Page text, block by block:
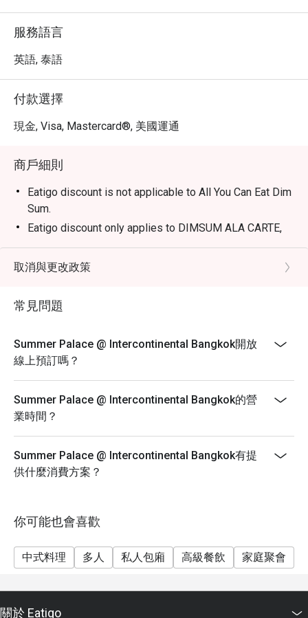
服務語言
英語, 泰語
付款選擇
現金, Visa, Mastercard®, 美國運通
商戶細則
Eatigo discount is not applicable to All You Can Eat Dim
Sum.
Eatigo discount only applies to DIMSUM ALA CARTE,
DESSERTS and PEKING DUCK.
Frequently Asked Questions (FAQs)
Intercontinental Bangkok offer? A: The restaurant
specializes in authentic Cantonese and Hong Kong-
premium roasted meats, and traditional seafood
dishes.
Q: What are the key menu highlights? A: Signature
highlights include the Hong Kong Suckling Pig, Honey
Roasted Pork, Fried Bean Curd Skin with Truffle Sauce,
and the All-You-Can-Eat Dim Sum selection.
Q: What is the dress code? A: The dress code is Smart
Casual. We recommend polished attire suitable for a
Bangkok? A: The restaurant is located on the M floor of
connected to BTS Chidlom and situated near the
Erawan Shrine and CentralWorld.
取消與更改政策
常見問題
Summer Palace @ Intercontinental Bangkok開放
線上預訂嗎？
Summer Palace @ Intercontinental Bangkok的營
業時間？
Summer Palace @ Intercontinental Bangkok有提
供什麼消費方案？
你可能也會喜歡
中式料理 多人 私人包廂 高級餐飲 家庭聚會
關於 Eatigo